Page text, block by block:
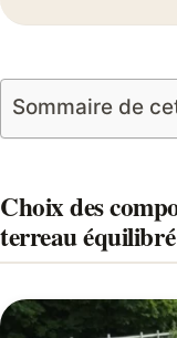
Sommaire de
Choix des
terreau équilibré